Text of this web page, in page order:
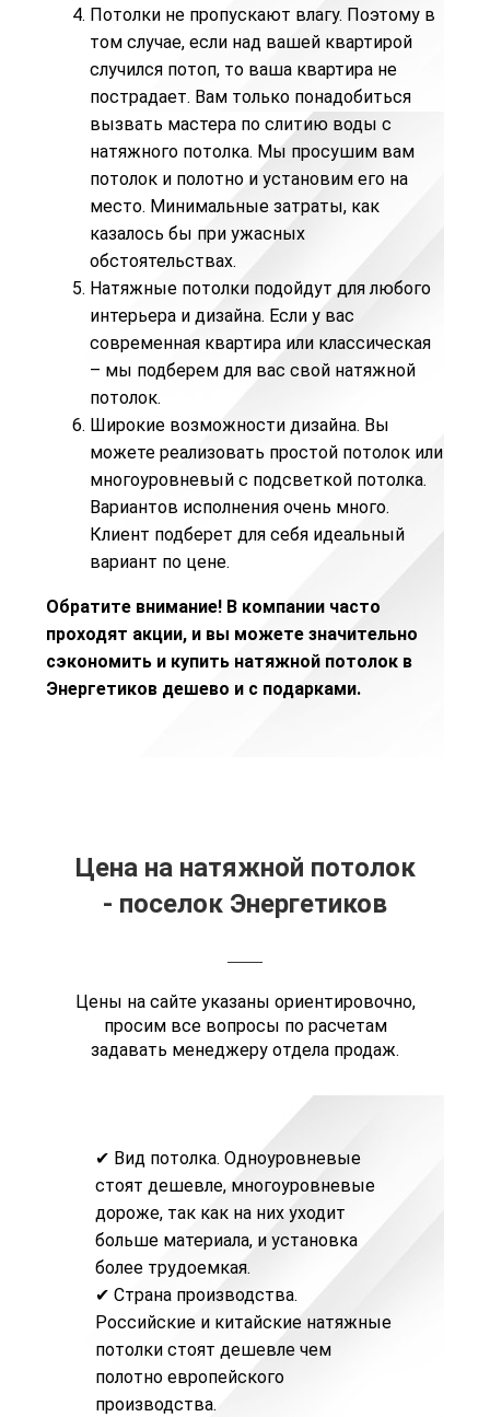
Потолки не пропускают влагу. Поэтому в
том случае, если над вашей квартирой
случился потоп, то ваша квартира не
пострадает. Вам только понадобиться
вызвать мастера по слитию воды с
натяжного потолка. Мы просушим вам
потолок и полотно и установим его на
место. Минимальные затраты, как
казалось бы при ужасных
обстоятельствах.
Натяжные потолки подойдут для любого
интерьера и дизайна. Если у вас
современная квартира или классическая
– мы подберем для вас свой натяжной
потолок.
Широкие возможности дизайна. Вы
можете реализовать простой потолок или
многоуровневый с подсветкой потолка.
Вариантов исполнения очень много.
Клиент подберет для себя идеальный
вариант по цене.
Обратите внимание! В компании часто
проходят акции, и вы можете значительно
сэкономить и купить натяжной потолок в
Энергетиков дешево и с подарками.
Цена на натяжной потолок
- поселок Энергетиков
Цены на сайте указаны ориентировочно,
просим все вопросы по расчетам
задавать менеджеру отдела продаж.
✔ Вид потолка. Одноуровневые
стоят дешевле, многоуровневые
дороже, так как на них уходит
больше материала, и установка
более трудоемкая.
✔ Страна производства.
Российские и китайские натяжные
потолки стоят дешевле чем
полотно европейского
производства.